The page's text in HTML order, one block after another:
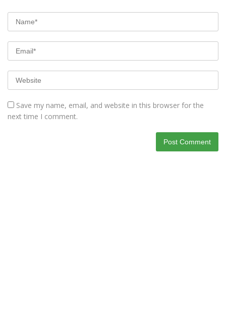
Save my name, email, and website in this browser for the
next time I comment.